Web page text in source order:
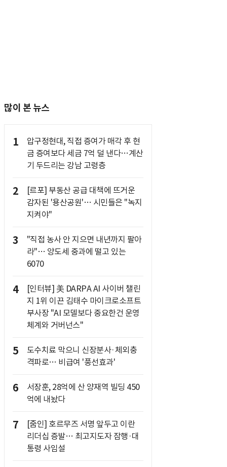
많이 본 뉴스
1
압구정현대, 직접 증여가 매각 후 현
금 증여보다 세금 7억 덜 낸다…계산
기 두드리는 강남 고령층
2
[르포] 부동산 공급 대책에 뜨거운
감자된 '용산공원'… 시민들은 "녹지
지켜야"
3
"직접 농사 안 지으면 내년까지 팔아
라"… 양도세 중과에 떨고 있는
6070
4
[인터뷰] 美 DARPA AI 사이버 챌린
지 1위 이끈 김태수 마이크로소프트
부사장 "AI 모델보다 중요한건 운영
체계와 거버넌스"
5
도수치료 막으니 신장분사·체외충
격파로… 비급여 '풍선효과'
6
서장훈, 28억에 산 양재역 빌딩 450
억에 내놨다
7
[줌인] 호르무즈 서명 앞두고 이란
리더십 증발… 최고지도자 잠행·대
통령 사임설